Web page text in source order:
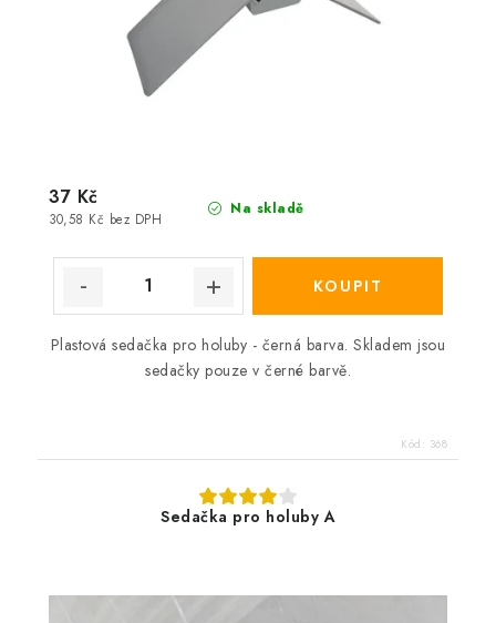
Na skladě
30,58 Kč bez DPH
37 Kč
Plastová sedačka pro holuby - černá barva. Skladem jsou
sedačky pouze v černé barvě.
Kód: 368
Sedačka pro holuby A